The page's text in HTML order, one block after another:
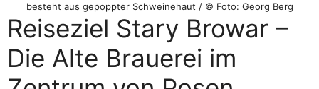
besteht aus gepoppter Schweinehaut / © Foto: Georg Berg
Reiseziel Stary Browar –
Die Alte Brauerei im